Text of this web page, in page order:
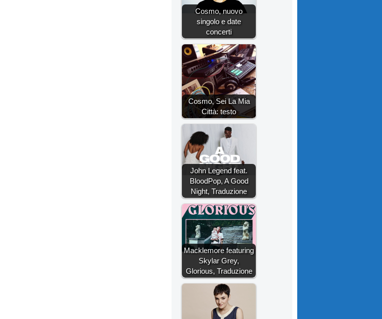
Cosmo, nuovo
singolo e date
concerti
Cosmo, Sei La Mia
Città: testo
John Legend feat.
BloodPop, A Good
Night, Traduzione
Macklemore featuring
Skylar Grey,
Glorious, Traduzione